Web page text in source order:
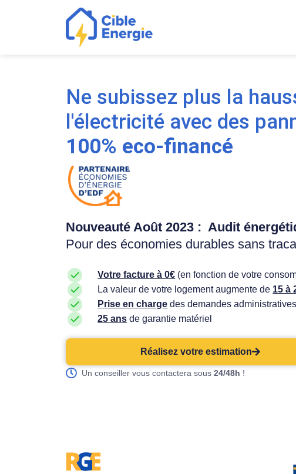
Ne subissez plus la
l'électricité avec des
100% eco-financé
Nouveauté Août 2023 : Audit
Pour des économies durables sans
Votre facture à 0€ (en fonction de votre
La valeur de votre logement augmente de 15 à
Prise en charge des demandes
25 ans de garantie matériel
Réalisez votre estimation
Un conseiller vous contactera sous 24/48h !